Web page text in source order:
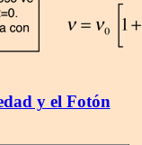
y el Fotón